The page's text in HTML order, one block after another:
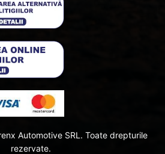
Automotive SRL. Toate drepturile
rezervate.